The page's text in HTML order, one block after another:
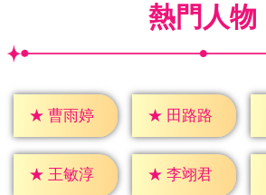
熱門人物
★ 曹雨婷 ★ 田路路
★ 王敏淳 ★ 李翊君